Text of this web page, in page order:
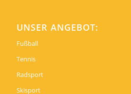
UNSER ANGEBOT:
Fußball
Tennis
Radsport
Skisport